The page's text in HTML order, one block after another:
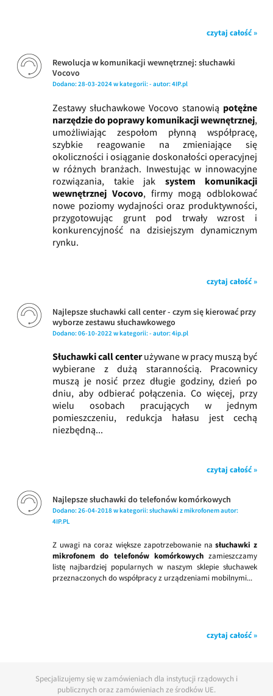
czytaj całość »
Rewolucja w komunikacji wewnętrznej: słuchawki
Vocovo
Dodano:28-03-2024w kategorii:- autor:4IP.pl
Zestawy słuchawkowe Vocovo stanowią potężne
narzędzie do poprawy komunikacji wewnętrznej,
umożliwiając zespołom płynną współpracę,
szybkie reagowanie na zmieniające się
okoliczności i osiąganie doskonałości operacyjnej
w różnych branżach. Inwestując w innowacyjne
rozwiązania, takie jak system komunikacji
wewnętrznej Vocovo, firmy mogą odblokować
nowe poziomy wydajności oraz produktywności,
przygotowując grunt pod trwały wzrost i
konkurencyjność na dzisiejszym dynamicznym
rynku.
czytaj całość »
Najlepsze słuchawki call center - czym się kierować przy
wyborze zestawu słuchawkowego
Dodano:06-10-2022 w kategorii:- autor:4ip.pl
Słuchawki call centerużywane w pracy muszą być
wybierane z dużą starannością. Pracownicy
muszą je nosić przez długie godziny, dzień po
dniu, aby odbierać połączenia. Co więcej, przy
wielu osobach pracujących w jednym
pomieszczeniu, redukcja hałasu jest cechą
niezbędną...
czytaj całość »
Najlepsze słuchawki do telefonów komórkowych
Dodano:26-04-2018w kategorii:słuchawki z mikrofonemautor:
4IP.PL
Z uwagi na coraz większe zapotrzebowanie nasłuchawki z
mikrofonem do telefonów komórkowychzamieszczamy
listę najbardziej popularnych w naszym sklepie słuchawek
przeznaczonych do współpracy z urządzeniami mobilnymi...
czytaj całość »
Specjalizujemy się w zamówieniach dla instytucji rządowych i
publicznych oraz zamówieniach ze środków UE.